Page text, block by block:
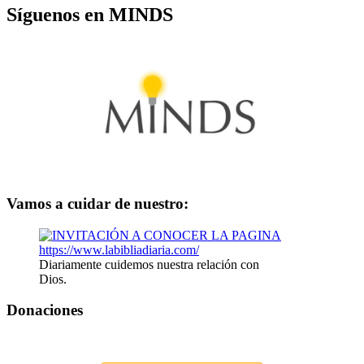
Síguenos en MINDS
Vamos a cuidar de nuestro:
Diariamente cuidemos nuestra relación con
Dios.
Donaciones